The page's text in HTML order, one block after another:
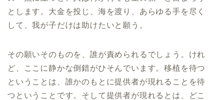
とします。大金を投じ、海を渡り、あらゆる手を尽く
して、我が子だけは助けたいと願う。
その願いそのものを、誰が責められるでしょう。けれ
ど、ここに静かな倒錯がひそんでいます。移植を待つ
ということは、誰かのもとに提供者が現れることを待
つということです。そして提供者が現れるとは、どこ